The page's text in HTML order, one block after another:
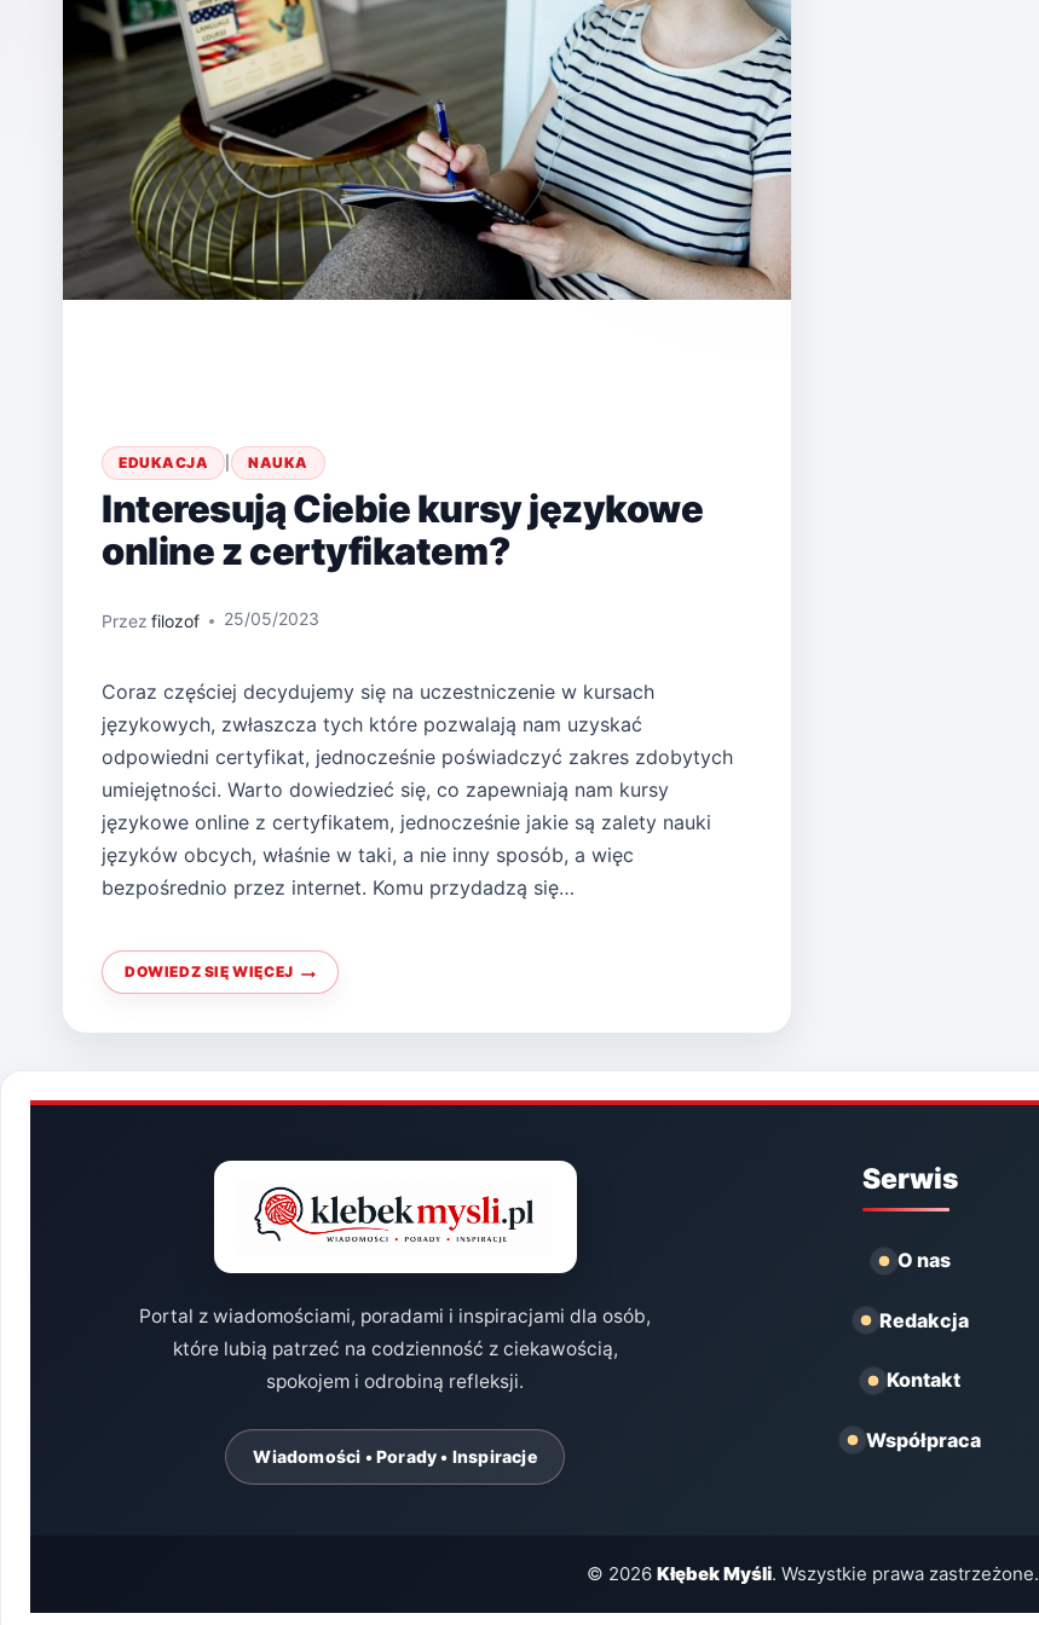
EDUKACJA | NAUKA
Interesują Ciebie kursy językowe
online z certyfikatem?
Przez filozof 25/05/2023
Coraz częściej decydujemy się na uczestniczenie w kursach
językowych, zwłaszcza tych które pozwalają nam uzyskać
odpowiedni certyfikat, jednocześnie poświadczyć zakres zdobytych
umiejętności. Warto dowiedzieć się, co zapewniają nam kursy
językowe online z certyfikatem, jednocześnie jakie są zalety nauki
języków obcych, właśnie w taki, a nie inny sposób, a więc
bezpośrednio przez internet. Komu przydadzą się…
DOWIEDZ SIĘ WIĘCEJ
INTERESUJĄ
CIEBIE
ONLINE
Portal z wiadomościami, poradami i inspiracjami dla osób,
które lubią patrzeć na codzienność z ciekawością,
spokojem i odrobiną refleksji.
Wiadomości • Porady • Inspiracje
Serwis
O nas
Redakcja
Kontakt
Współpraca
© 2026 Kłębek Myśli. Wszystkie prawa zastrzeżone.